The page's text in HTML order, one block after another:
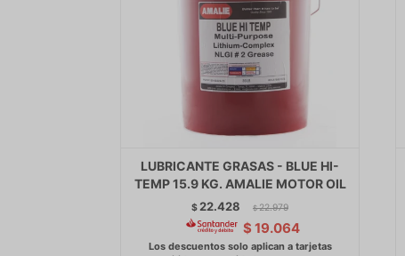
LUBRICANTE GRASAS - BLUE HI-
TEMP 15.9 KG. AMALIE MOTOR OIL
$ 22.428 $ 22.979
$ 19.064